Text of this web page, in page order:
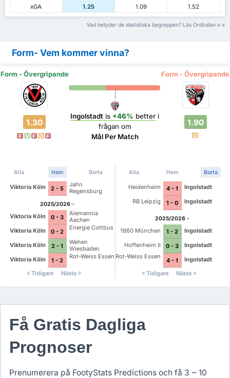
xGA
1.25 1.09 1.52
Vad betyder de statistiska begreppen? Läs Ordlistan
Form- Vem kommer vinna?
Form - Övergripande Form - Övergripande
1.30
F V F O F
Ingolstadt is +46% better i
frågan om
Mål Per Match
1.90
O
Alla Hem Borta
Viktoria Köln 2 - 5
Jahn
Regensburg
2025/2026
Viktoria Köln 0 - 3
Alemannia
Aachen
Viktoria Köln
0 - 2
Energie Cottbus
Viktoria Köln 2 - 1
Wehen
Wiesbaden
Viktoria Köln
1 - 2
Rot-Weiss Essen
Tidigare Nästa
Alla Hem Borta
Heidenheim 4 - 1
Ingolstadt
RB Leipzig
1 - 0 Ingolstadt
2025/2026
1860 München 1 - 2
Ingolstadt
Hoffenheim II
0 - 3
Ingolstadt
Rot-Weiss Essen
4 - 1
Ingolstadt
Tidigare
Nästa
Få Gratis Dagliga
Prognoser
Prenumerera på FootyStats Predictions och få 3 ~ 10